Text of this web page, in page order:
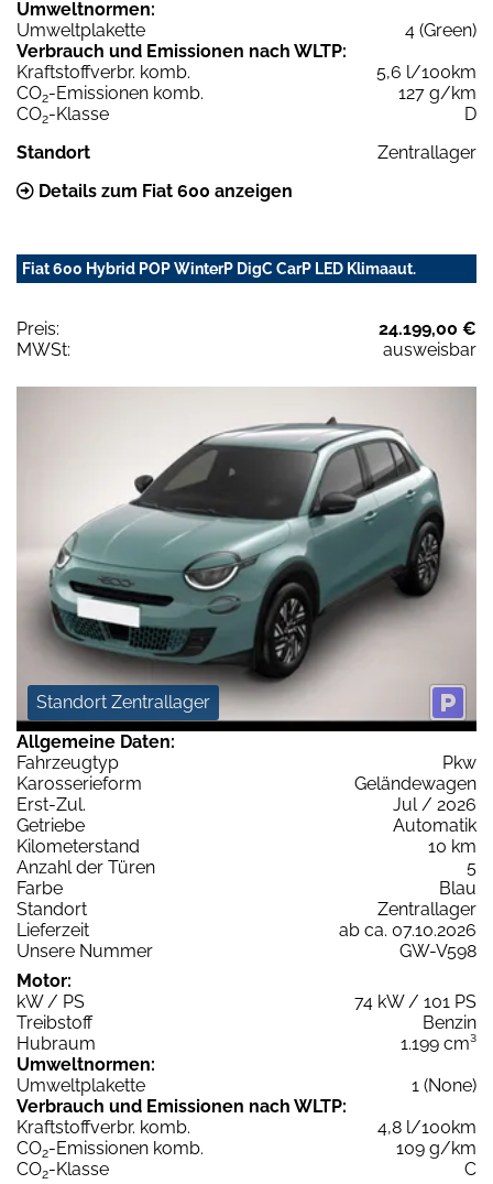
Umweltnormen:
Umweltplakette
4 (Green)
Verbrauch und Emissionen nach WLTP:
Kraftstoffverbr. komb.
5,6 l/100km
CO2-Emissionen komb.
127 g/km
CO2-Klasse
D
Standort
Zentrallager
Details zum Fiat 600 anzeigen
Fiat 600 Hybrid POP WinterP DigC CarP LED Klimaaut.
Preis:
24.199,00 €
MWSt:
ausweisbar
Standort Zentrallager
Allgemeine Daten:
Fahrzeugtyp
Pkw
Karosserieform
Geländewagen
Erst-Zul.
Jul / 2026
Getriebe
Automatik
Kilometerstand
10 km
Anzahl der Türen
5
Farbe
Blau
Standort
Zentrallager
Lieferzeit
ab ca. 07.10.2026
Unsere Nummer
GW-V598
Motor:
kW / PS
74 kW / 101 PS
Treibstoff
Benzin
Hubraum
1.199 cm³
Umweltnormen:
Umweltplakette
1 (None)
Verbrauch und Emissionen nach WLTP:
Kraftstoffverbr. komb.
4,8 l/100km
CO2-Emissionen komb.
109 g/km
CO2-Klasse
C